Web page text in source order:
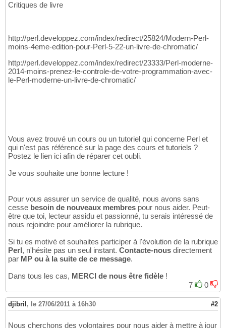
Critiques de livre
http://perl.developpez.com/index/redirect/25824/Modern-Perl-
moins-4eme-edition-pour-Perl-5-22-un-livre-de-chromatic/
http://perl.developpez.com/index/redirect/23333/Perl-moderne-
2014-moins-prenez-le-controle-de-votre-programmation-avec-
le-Perl-moderne-un-livre-de-chromatic/
Vous avez trouvé un cours ou un tutoriel qui concerne Perl et
qui n'est pas référencé sur la page des cours et tutoriels ?
Postez le lien ici afin de réparer cet oubli.
Je vous souhaite une bonne lecture !
Pour vous assurer un service de qualité, nous avons sans
cesse besoin de nouveaux membres pour nous aider. Peut-
être que toi, lecteur assidu et passionné, tu serais intéressé de
nous rejoindre pour améliorer la rubrique.
Si tu es motivé et souhaites participer à l'évolution de la rubrique
Perl, n'hésite pas un seul instant. Contacte-nous directement
par MP ou à la suite de ce message.
Dans tous les cas, MERCI de nous être fidèle !
7
0
djibril , le 27/06/2011 à 16h30 #2
Nous cherchons des volontaires pour nous aider à mettre à jour